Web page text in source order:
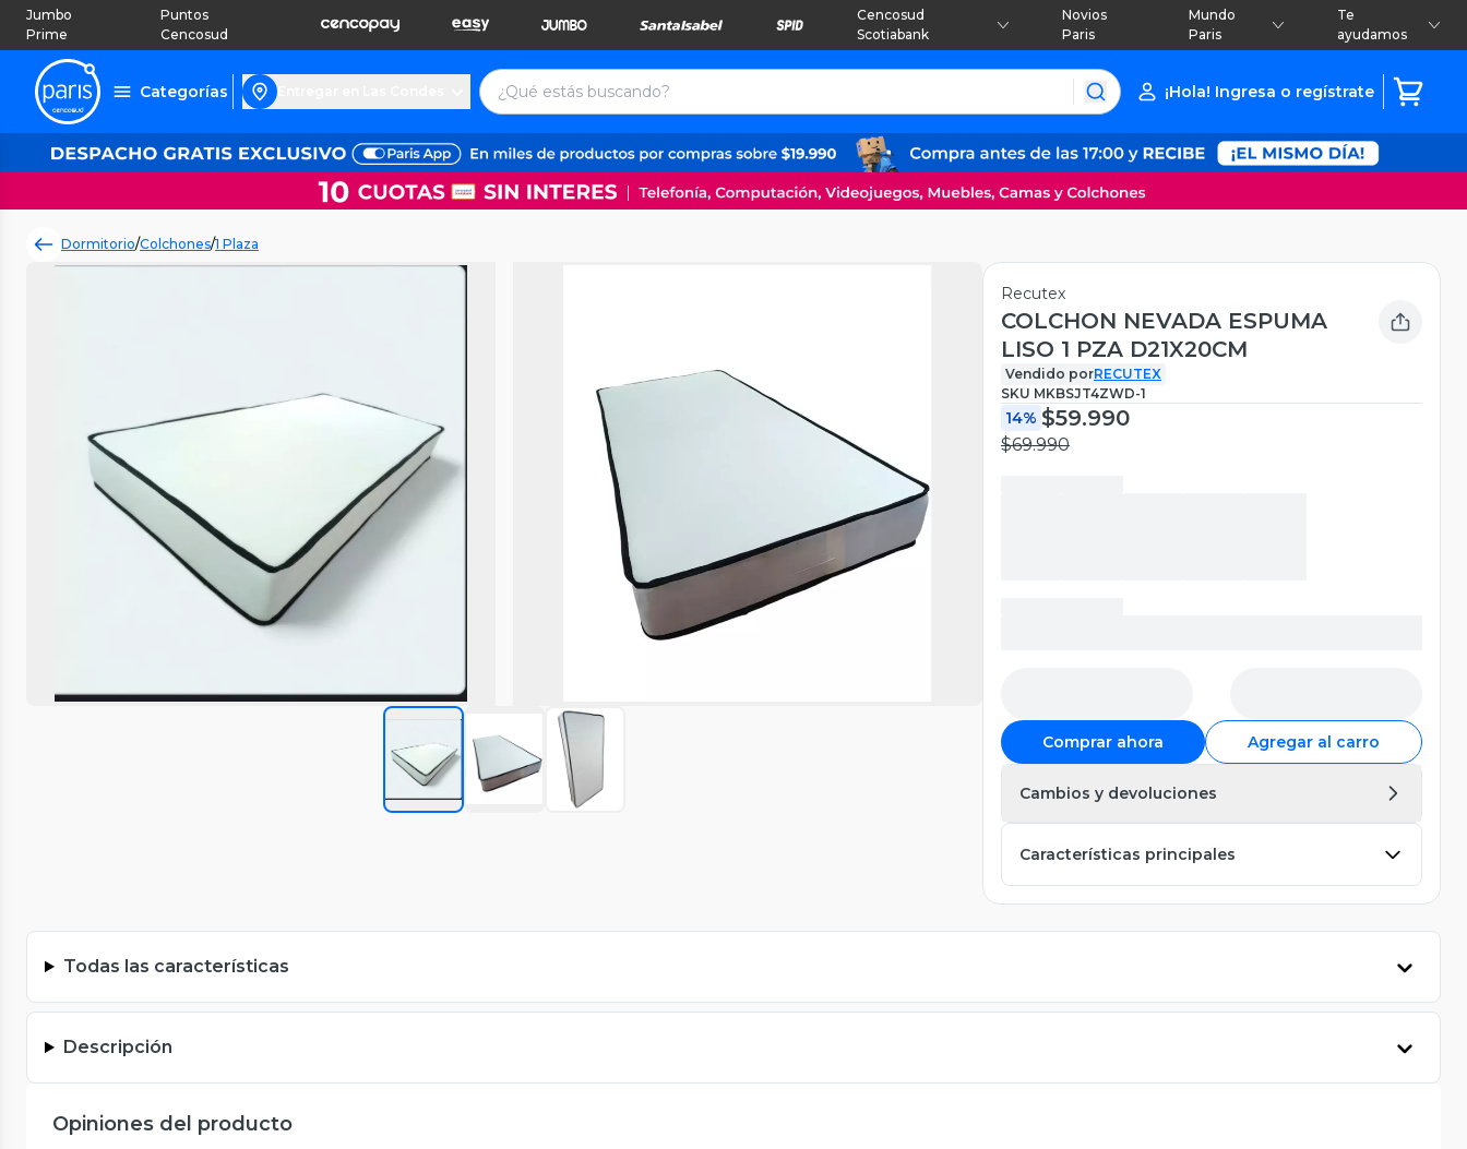
Jumbo
Prime
Puntos
Cencosud
Cencosud
Scotiabank
Novios
Paris
Mundo
Paris
Te
ayudamos
Categorías ¡Hola! Ingresa o regístrate
Dormitorio/Colchones/1 Plaza
Recutex
COLCHON NEVADA ESPUMA
LISO 1 PZA D21X20CM
Vendido porRECUTEX
SKU MKBSJT4ZWD-1
14% $59.990
$69.990
Comprar ahora Agregar al carro
Cambios y devoluciones
Características principales
Todas las características
Descripción
Opiniones del producto